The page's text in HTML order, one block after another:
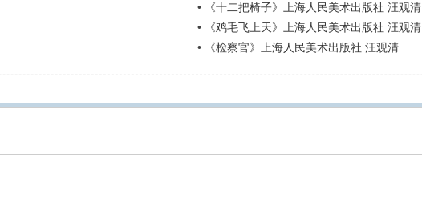
•
《十二把椅子》上海人民美术出版社 汪观清
•
《鸡毛飞上天》上海人民美术出版社 汪观清
• 《检察官》上海人民美术出版社 汪观清